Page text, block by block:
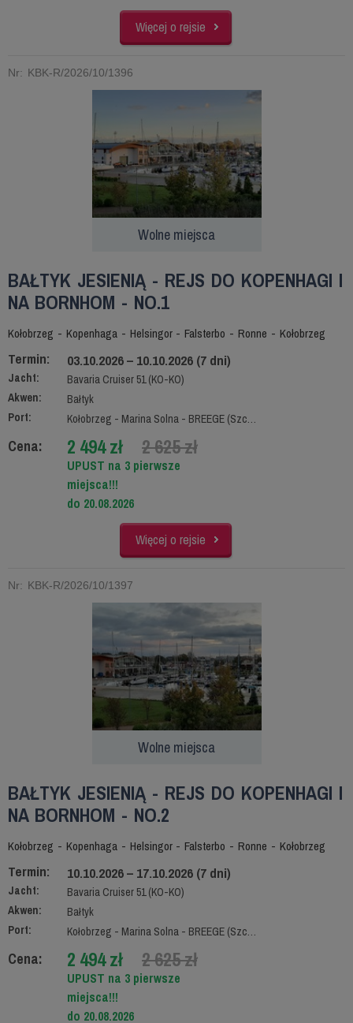
Więcej o rejsie
Nr: KBK-R/2026/10/1396
Wolne miejsca
BAŁTYK JESIENIĄ - REJS DO KOPENHAGI I
NA BORNHOM - NO.1
Kołobrzeg - Kopenhaga - Helsingor - Falsterbo - Ronne - Kołobrzeg
Termin: 03.10.2026 – 10.10.2026 (7 dni)
Jacht:
Bavaria Cruiser 51 (KO-KO)
Akwen:
Bałtyk
Port:
Kołobrzeg - Marina Solna - BREEGE (Szczecin)
Cena: 2 494 zł 2 625 zł
UPUST na 3 pierwsze
miejsca!!!
do 20.08.2026
Więcej o rejsie
Nr: KBK-R/2026/10/1397
Wolne miejsca
BAŁTYK JESIENIĄ - REJS DO KOPENHAGI I
NA BORNHOM - NO.2
Kołobrzeg - Kopenhaga - Helsingor - Falsterbo - Ronne - Kołobrzeg
Termin: 10.10.2026 – 17.10.2026 (7 dni)
Jacht:
Bavaria Cruiser 51 (KO-KO)
Akwen:
Bałtyk
Port:
Kołobrzeg - Marina Solna - BREEGE (Szczecin)
Cena: 2 494 zł 2 625 zł
UPUST na 3 pierwsze
miejsca!!!
do 20.08.2026